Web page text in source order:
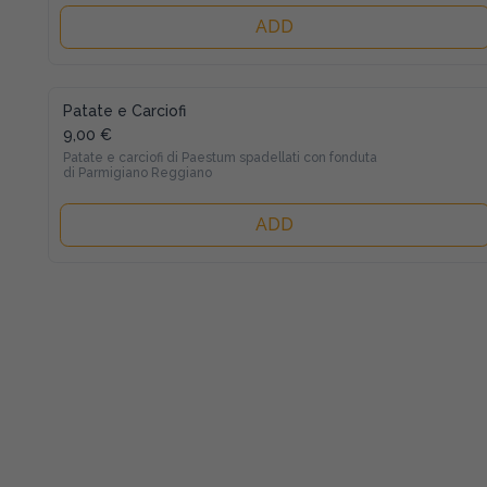
ADD
Patate e Carciofi
9,00 €
Patate e carciofi di Paestum spadellati con fonduta
di Parmigiano Reggiano
ADD